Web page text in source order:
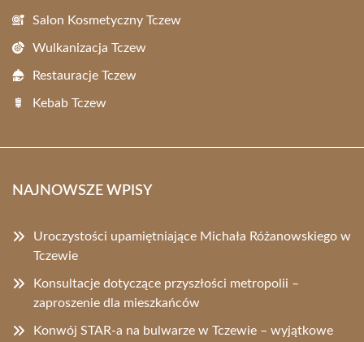
Salon Kosmetyczny Tczew
Wulkanizacja Tczew
Restauracje Tczew
Kebab Tczew
NAJNOWSZE WPISY
Uroczystości upamiętniające Michała Różanowskiego w
Tczewie
Konsultacje dotyczące przyszłości metropolii –
zaproszenie dla mieszkańców
Konwój STAR-a na bulwarze w Tczewie – wyjątkowe